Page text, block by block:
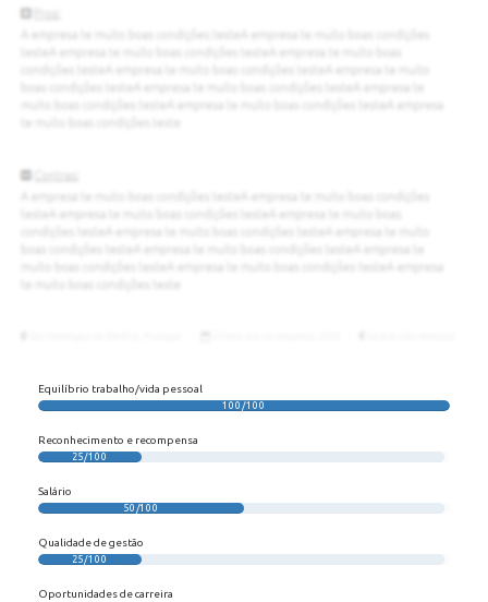
Equilíbrio trabalho/vida pessoal
100/100
Reconhecimento e recompensa
25/100
Salário
50/100
Qualidade de gestão
25/100
Oportunidades de carreira